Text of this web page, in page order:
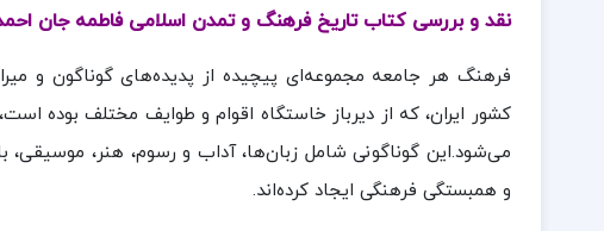
نقد و بررسی کتابتاریخ فرهنگ و تمدن اسلامی فاطمه جان
فرهنگ هر جامعه مجموعه‌ای پیچیده از پدیده‌های گوناگون و
کشور ایران، که از دیرباز خاستگاه اقوام و طوایف مختلف بوده
می‌شود.این گوناگونی شامل زبان‌ها، آداب و رسوم، هنر،
و همبستگی فرهنگی ایجاد کرده‌اند.